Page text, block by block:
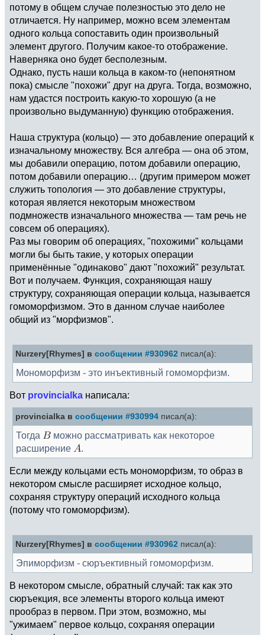
потому в общем случае полезностью это дело не
отличается. Ну например, можно всем элементам
одного кольца сопоставить один произвольный
элемент другого. Получим какое-то отображение.
Наверняка оно будет бесполезным.
Однако, пусть наши кольца в каком-то (непонятном
пока) смысле "похожи" друг на друга. Тогда, возможно,
нам удастся построить какую-то хорошую (а не
произвольно выдуманную) функцию отображения.
Наша структура (кольцо) — это добавление операций к
изначальному множеству. Вся алгебра — она об этом,
мы добавили операцию, потом добавили операцию,
потом добавили операцию… (другим примером может
служить топология — это добавление структуры,
которая является некоторым множеством
подмножеств изначального множества — там речь не
совсем об операциях).
Раз мы говорим об операциях, "похожими" кольцами
могли бы быть такие, у которых операции
применённые "одинаково" дают "похожий" результат.
Вот и получаем. Функция, сохраняющая нашу
структуру, сохраняющая операции кольца, называется
гомоморфизмом. Это в данном случае наиболее
общий из "морфизмов".
Nurzery[Rhymes] в сообщении #930962 писал(а):
Мономорфизм - это инъективный гомоморфизм.
Вот provincialka написала:
provincialka в сообщении #930994 писал(а):
Тогда
можно рассматривать как некоторое
расширение
.
Если между кольцами есть мономорфизм, то образ в
некотором смысле расширяет исходное кольцо,
сохраняя структуру операций исходного кольца
(потому что гомоморфизм).
Nurzery[Rhymes] в сообщении #930962 писал(а):
Эпиморфизм - сюръективный гомоморфизм.
В некотором смысле, обратный случай: так как это
сюръекция, все элементы второго кольца имеют
прообраз в первом. При этом, возможно, мы
"ужимаем" первое кольцо, сохраняя операции